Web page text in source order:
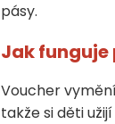
pásy.
Jak
Voucher
takže si děti